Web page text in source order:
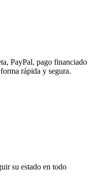
PayPal, pago financiado
rápida y segura.
su estado en todo